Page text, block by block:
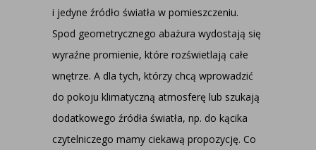
i jedyne źródło światła w pomieszczeniu.
Spod geometrycznego abażura wydostają się
wyraźne promienie, które rozświetlają całe
wnętrze. A dla tych, którzy chcą wprowadzić
do pokoju klimatyczną atmosferę lub szukają
dodatkowego źródła światła, np. do kącika
czytelniczego mamy ciekawą propozycję. Co